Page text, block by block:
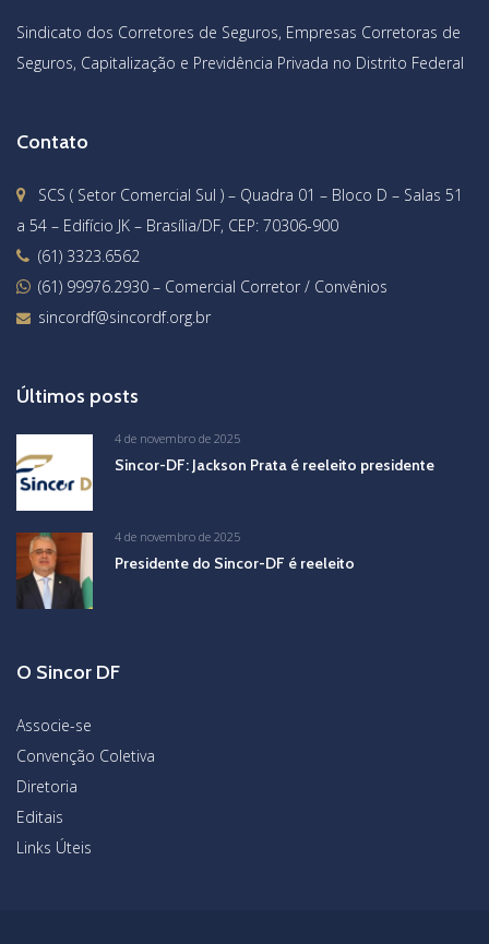
Sindicato dos Corretores de Seguros, Empresas Corretoras de
Seguros, Capitalização e Previdência Privada no Distrito Federal
Contato
SCS ( Setor Comercial Sul ) – Quadra 01 – Bloco D – Salas 51
a 54 – Edifício JK – Brasília/DF, CEP: 70306-900
(61) 3323.6562
(61) 99976.2930 – Comercial Corretor / Convênios
sincordf@sincordf.org.br
Últimos posts
4 de novembro de 2025
Sincor-DF: Jackson Prata é reeleito presidente
4 de novembro de 2025
Presidente do Sincor-DF é reeleito
O Sincor DF
Associe-se
Convenção Coletiva
Diretoria
Editais
Links Úteis